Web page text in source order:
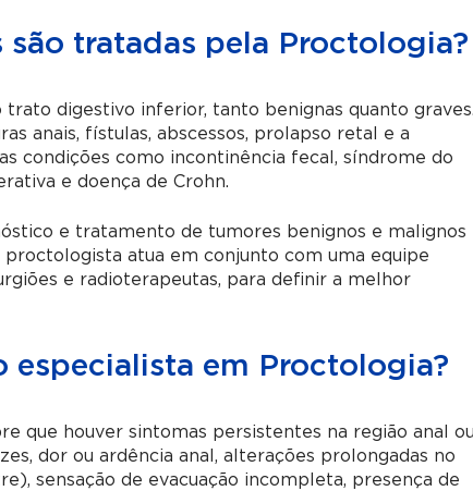
tratadas pela Proctologia?
digestivo inferior, tanto benignas quanto
anais, fístulas, abscessos, prolapso retal e a
condições como incontinência fecal, síndrome do
e doença de Crohn.
e tratamento de tumores benignos e malignos
atua em conjunto com uma equipe
e radioterapeutas, para definir a melhor
em Proctologia?
que houver sintomas persistentes na região anal
dor ou ardência anal, alterações prolongadas no
sensação de evacuação incompleta, presença de